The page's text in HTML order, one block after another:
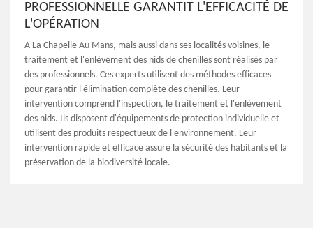
PROFESSIONNELLE GARANTIT L'EFFICACITÉ DE
L'OPÉRATION
A La Chapelle Au Mans, mais aussi dans ses localités voisines, le
traitement et l'enlèvement des nids de chenilles sont réalisés par
des professionnels. Ces experts utilisent des méthodes efficaces
pour garantir l'élimination complète des chenilles. Leur
intervention comprend l'inspection, le traitement et l'enlèvement
des nids. Ils disposent d'équipements de protection individuelle et
utilisent des produits respectueux de l'environnement. Leur
intervention rapide et efficace assure la sécurité des habitants et la
préservation de la biodiversité locale.